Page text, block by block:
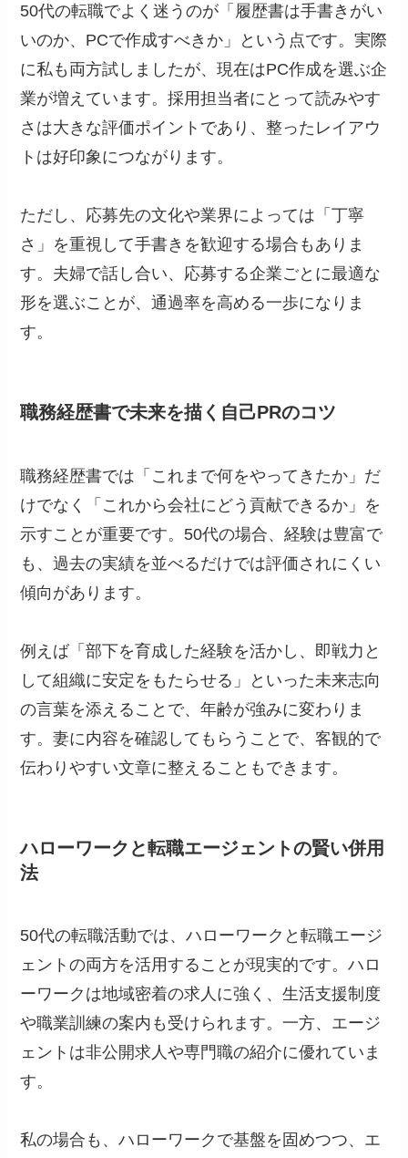
50代の転職でよく迷うのが「履歴書は手書きがい
いのか、PCで作成すべきか」という点です。実際
に私も両方試しましたが、現在はPC作成を選ぶ企
業が増えています。採用担当者にとって読みやす
さは大きな評価ポイントであり、整ったレイアウ
トは好印象につながります。
ただし、応募先の文化や業界によっては「丁寧
さ」を重視して手書きを歓迎する場合もありま
す。夫婦で話し合い、応募する企業ごとに最適な
形を選ぶことが、通過率を高める一歩になりま
す。
職務経歴書で未来を描く自己PRのコツ
職務経歴書では「これまで何をやってきたか」だ
けでなく「これから会社にどう貢献できるか」を
示すことが重要です。50代の場合、経験は豊富で
も、過去の実績を並べるだけでは評価されにくい
傾向があります。
例えば「部下を育成した経験を活かし、即戦力と
して組織に安定をもたらせる」といった未来志向
の言葉を添えることで、年齢が強みに変わりま
す。妻に内容を確認してもらうことで、客観的で
伝わりやすい文章に整えることもできます。
ハローワークと転職エージェントの賢い併用
法
50代の転職活動では、ハローワークと転職エージ
ェントの両方を活用することが現実的です。ハロ
ーワークは地域密着の求人に強く、生活支援制度
や職業訓練の案内も受けられます。一方、エージ
ェントは非公開求人や専門職の紹介に優れていま
す。
私の場合も、ハローワークで基盤を固めつつ、エ